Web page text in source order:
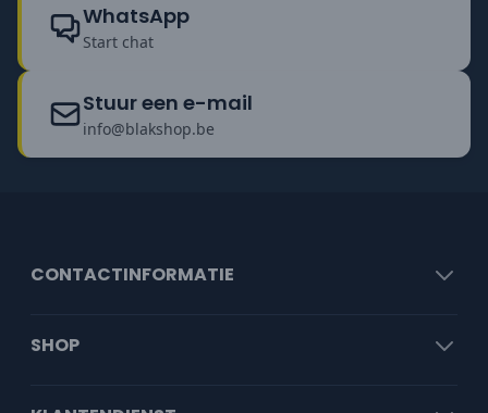
WhatsApp
Start chat
Stuur een e-mail
info@blakshop.be
CONTACTINFORMATIE
SHOP